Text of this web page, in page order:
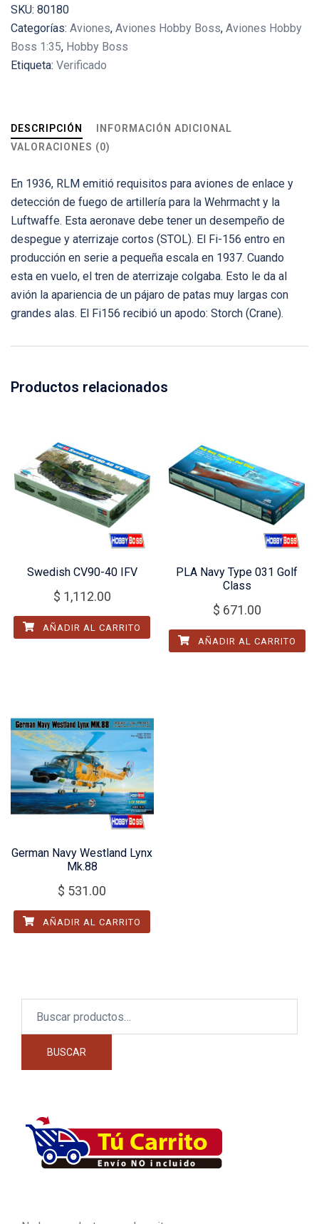
SKU: 80180
Categorías: Aviones, Aviones Hobby Boss, Aviones Hobby
Boss 1:35, Hobby Boss
Etiqueta: Verificado
DESCRIPCIÓN
INFORMACIÓN ADICIONAL
VALORACIONES (0)
En 1936, RLM emitió requisitos para aviones de enlace y
detección de fuego de artillería para la Wehrmacht y la
Luftwaffe. Esta aeronave debe tener un desempeño de
despegue y aterrizaje cortos (STOL). El Fi-156 entro en
producción en serie a pequeña escala en 1937. Cuando
esta en vuelo, el tren de aterrizaje colgaba. Esto le da al
avión la apariencia de un pájaro de patas muy largas con
grandes alas. El Fi156 recibió un apodo: Storch (Crane).
Productos relacionados
Swedish CV90-40 IFV
$ 1,112.00
AÑADIR AL CARRITO
PLA Navy Type 031 Golf
Class
$ 671.00
AÑADIR AL CARRITO
German Navy Westland Lynx
Mk.88
$ 531.00
AÑADIR AL CARRITO
BUSCAR